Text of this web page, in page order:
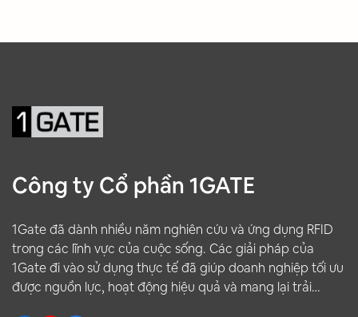
Công ty Cổ phần 1GATE
1Gate đã dành nhiều năm nghiên cứu và ứng dụng RFID
trong các lĩnh vực của cuộc sống. Các giải pháp của
1Gate đi vào sử dụng thực tế đã giúp doanh nghiệp tối ưu
được nguồn lực, hoạt động hiệu quả và mang lại trải